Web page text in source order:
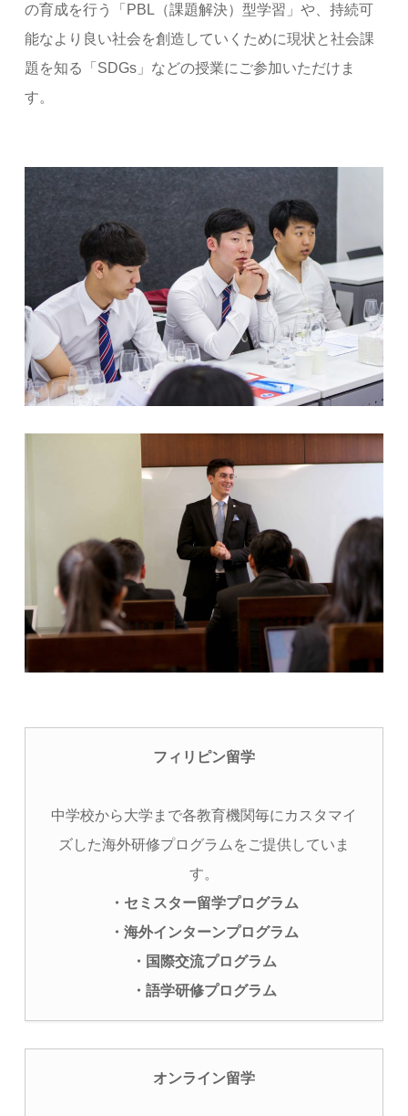
の育成を行う「PBL（課題解決）型学習」や、持続可
能なより良い社会を創造していくために現状と社会課
題を知る「SDGs」などの授業にご参加いただけま
す。
フィリピン留学
中学校から大学まで各教育機関毎にカスタマイ
ズした海外研修プログラムをご提供していま
す。
・セミスター留学プログラム
・海外インターンプログラム
・国際交流プログラム
・語学研修プログラム
オンライン留学